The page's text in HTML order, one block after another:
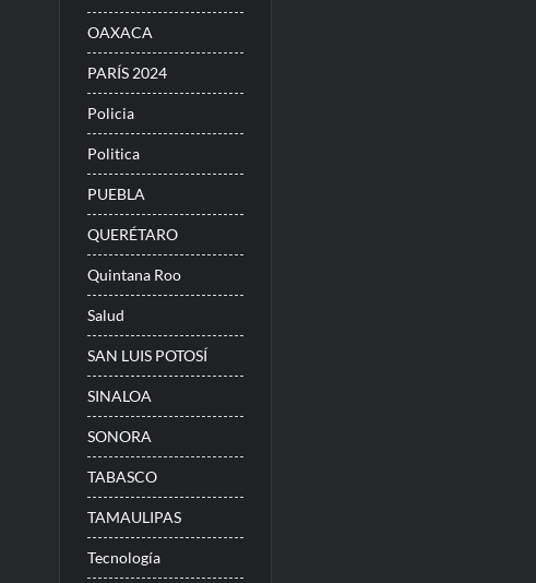
OAXACA
PARÍS 2024
Policia
Politica
PUEBLA
QUERÉTARO
Quintana Roo
Salud
SAN LUIS POTOSÍ
SINALOA
SONORA
TABASCO
TAMAULIPAS
Tecnología